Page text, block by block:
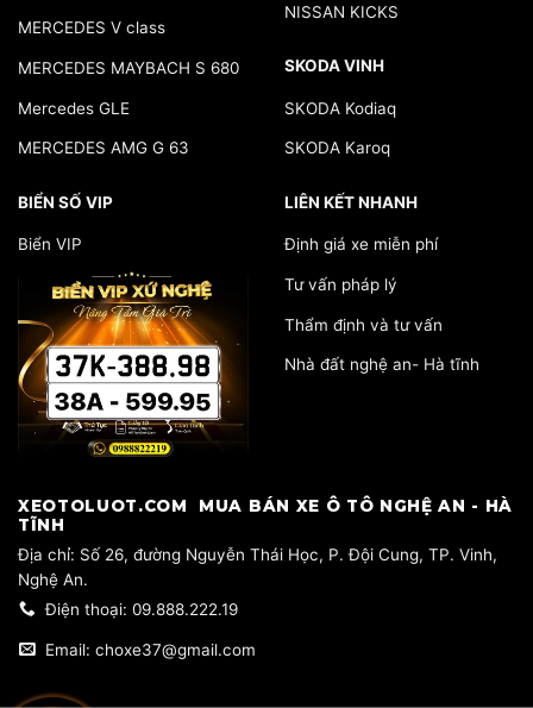
MERCEDES V class
MERCEDES MAYBACH S 680
Mercedes GLE
MERCEDES AMG G 63
BIỂN SỐ VIP
Biển VIP
NISSAN KICKS
SKODA VINH
SKODA Kodiaq
SKODA Karoq
LIÊN KẾT NHANH
Định giá xe miễn phí
Tư vấn pháp lý
Thẩm định và tư vấn
Nhà đất nghệ an- Hà tĩnh
​XEOTOLUOT.COM MUA BÁN XE Ô TÔ NGHỆ AN - HÀ
TĨNH
​Địa chỉ: Số 26, đường Nguyễn Thái Học, P. Đội Cung, TP. Vinh,
Nghệ An.
Điện thoại: 09.888.222.19
Email: choxe37@gmail.com